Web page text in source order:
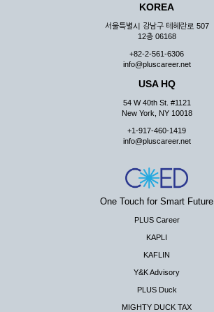
KOREA
서울특별시 강남구 테헤란로 507
12층 06168
+82-2-561-6306
info@pluscareer.net
USA HQ
54 W 40th St. #1121
New York, NY 10018
+1-917-460-1419
info@pluscareer.net
One Touch for Smart Future
PLUS Career
KAPLI
KAFLIN
Y&K Advisory
PLUS Duck
MIGHTY DUCK TAX